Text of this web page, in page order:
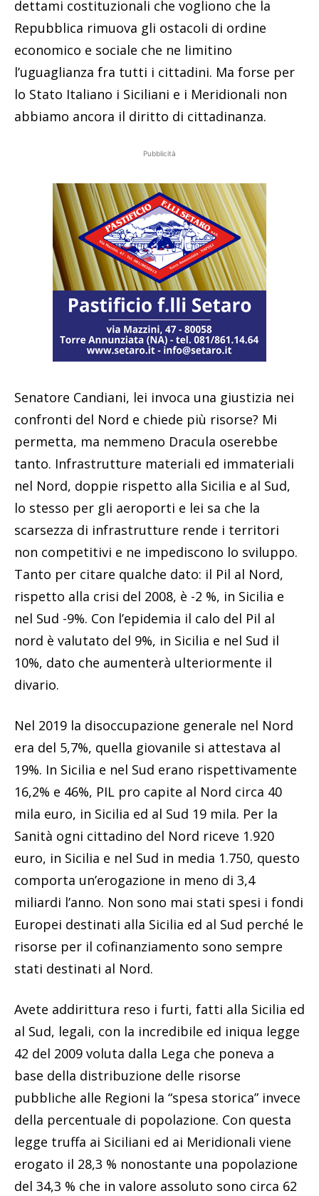
dettami costituzionali che vogliono che la
Repubblica rimuova gli ostacoli di ordine
economico e sociale che ne limitino
l’uguaglianza fra tutti i cittadini. Ma forse per
lo Stato Italiano i Siciliani e i Meridionali non
abbiamo ancora il diritto di cittadinanza.
Pubblicità
Senatore Candiani, lei invoca una giustizia nei
confronti del Nord e chiede più risorse? Mi
permetta, ma nemmeno Dracula oserebbe
tanto. Infrastrutture materiali ed immateriali
nel Nord, doppie rispetto alla Sicilia e al Sud,
lo stesso per gli aeroporti e lei sa che la
scarsezza di infrastrutture rende i territori
non competitivi e ne impediscono lo sviluppo.
Tanto per citare qualche dato: il Pil al Nord,
rispetto alla crisi del 2008, è -2 %, in Sicilia e
nel Sud -9%. Con l’epidemia il calo del Pil al
nord è valutato del 9%, in Sicilia e nel Sud il
10%, dato che aumenterà ulteriormente il
divario.
Nel 2019 la disoccupazione generale nel Nord
era del 5,7%, quella giovanile si attestava al
19%. In Sicilia e nel Sud erano rispettivamente
16,2% e 46%, PIL pro capite al Nord circa 40
mila euro, in Sicilia ed al Sud 19 mila. Per la
Sanità ogni cittadino del Nord riceve 1.920
euro, in Sicilia e nel Sud in media 1.750, questo
comporta un’erogazione in meno di 3,4
miliardi l’anno. Non sono mai stati spesi i fondi
Europei destinati alla Sicilia ed al Sud perché le
risorse per il cofinanziamento sono sempre
stati destinati al Nord.
Avete addirittura reso i furti, fatti alla Sicilia ed
al Sud, legali, con la incredibile ed iniqua legge
42 del 2009 voluta dalla Lega che poneva a
base della distribuzione delle risorse
pubbliche alle Regioni la “spesa storica” invece
della percentuale di popolazione. Con questa
legge truffa ai Siciliani ed ai Meridionali viene
erogato il 28,3 % nonostante una popolazione
del 34,3 % che in valore assoluto sono circa 62